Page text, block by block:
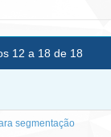
12 a 18 de 18
segmentação